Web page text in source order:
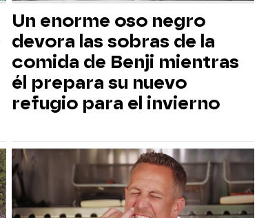
Un enorme oso negro
devora las sobras de la
comida de Benji mientras
él prepara su nuevo
refugio para el invierno